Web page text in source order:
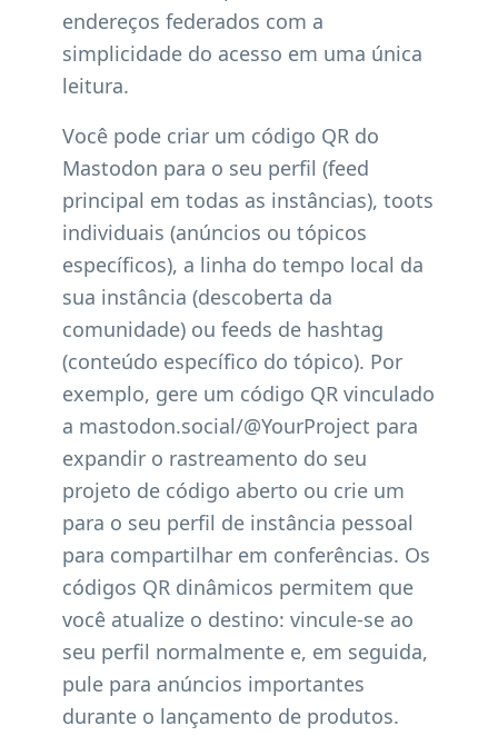
endereços federados com a
simplicidade do acesso em uma única
leitura.
Você pode criar um código QR do
Mastodon para o seu perfil (feed
principal em todas as instâncias), toots
individuais (anúncios ou tópicos
específicos), a linha do tempo local da
sua instância (descoberta da
comunidade) ou feeds de hashtag
(conteúdo específico do tópico). Por
exemplo, gere um código QR vinculado
a mastodon.social/@YourProject para
expandir o rastreamento do seu
projeto de código aberto ou crie um
para o seu perfil de instância pessoal
para compartilhar em conferências. Os
códigos QR dinâmicos permitem que
você atualize o destino: vincule-se ao
seu perfil normalmente e, em seguida,
pule para anúncios importantes
durante o lançamento de produtos.